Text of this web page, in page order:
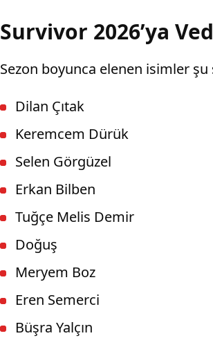
Survivor 2026’ya
Sezon boyunca elenen isimler şu
Dilan Çıtak
Keremcem Dürük
Selen Görgüzel
Erkan Bilben
Tuğçe Melis Demir
Doğuş
Meryem Boz
Eren Semerci
Büşra Yalçın